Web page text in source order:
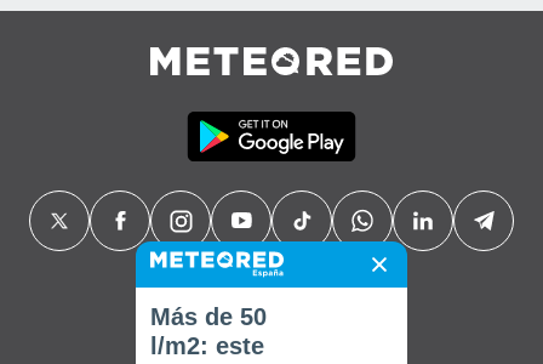
Más de 50
l/m2: este